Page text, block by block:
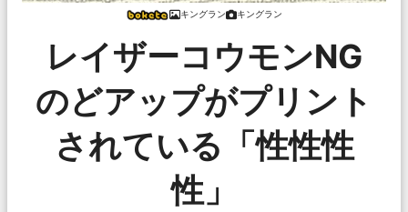
キングラン キングラン
レイザーコウモンNG
のどアップがプリント
されている「性性性
性」